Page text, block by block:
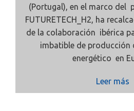
(Portugal), en el marco del
FUTURETECH_H2, ha
de la colaboración ibérica
imbatible de producción
energético en
Leer más